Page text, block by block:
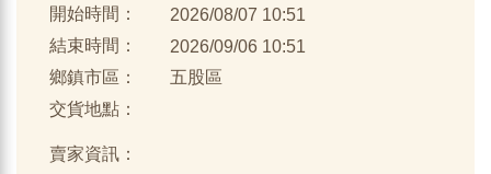
開始時間：
2026/08/07 10:51
結束時間：
2026/09/06 10:51
鄉鎮市區：
五股區
交貨地點：
賣家資訊：